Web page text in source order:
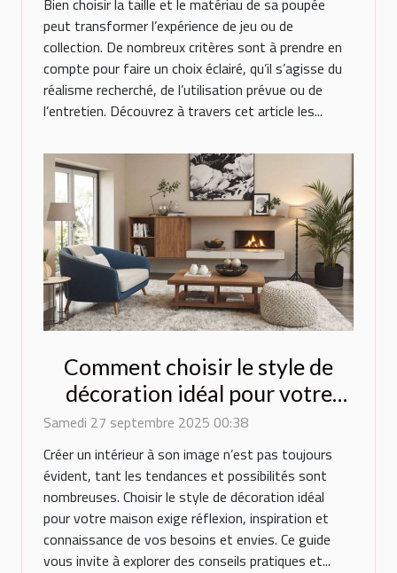
peut transformer l’expérience de jeu ou de
collection. De nombreux critères sont à prendre en
compte pour faire un choix éclairé, qu’il s’agisse du
réalisme recherché, de l’utilisation prévue ou de
l’entretien. Découvrez à travers cet article les...
Comment choisir le style de
décoration idéal pour votre
maison ?
Samedi 27 septembre 2025 00:38
Créer un intérieur à son image n’est pas toujours
évident, tant les tendances et possibilités sont
nombreuses. Choisir le style de décoration idéal
pour votre maison exige réflexion, inspiration et
connaissance de vos besoins et envies. Ce guide
vous invite à explorer des conseils pratiques et...